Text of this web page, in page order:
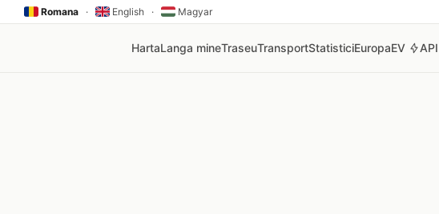
Romana · English · Magyar
HartaLanga mineTraseuTransportStatisticiEuropaEV API